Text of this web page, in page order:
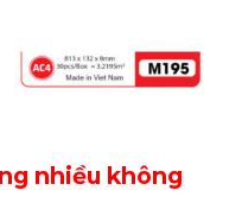
nhiều không